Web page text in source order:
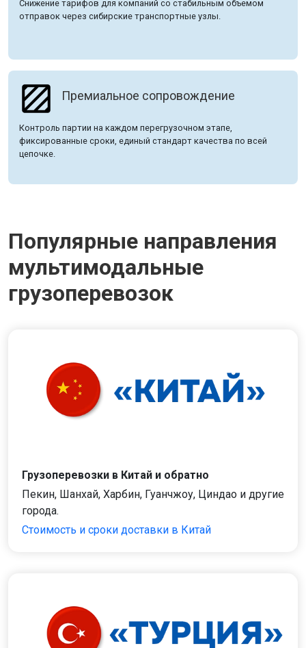
Снижение тарифов для компаний со стабильным объемом
отправок через сибирские транспортные узлы.
Премиальное сопровождение
Контроль партии на каждом перегрузочном этапе,
фиксированные сроки, единый стандарт качества по всей
цепочке.
Популярные направления
мультимодальные
грузоперевозок
Грузоперевозки в Китай и обратно
Пекин, Шанхай, Харбин, Гуанчжоу, Циндао и другие
города.
Стоимость и сроки доставки в Китай